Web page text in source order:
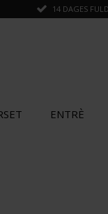
14 DAGES
ENTRÈ